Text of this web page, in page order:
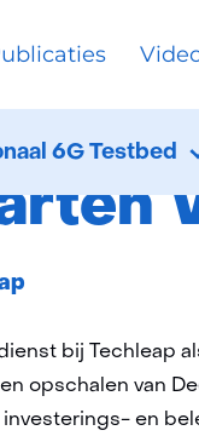
6G Testbed
bij Techleap
opschalen van
en